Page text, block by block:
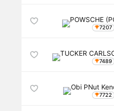
7207
7489
7722